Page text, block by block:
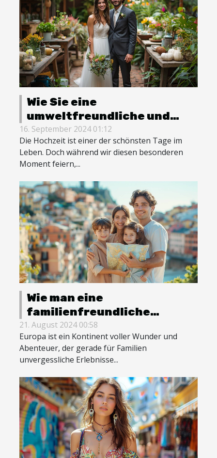
Wie Sie eine
umweltfreundliche und
stilvolle Hochzeit planen
können
16. September 2024 01:12
Die Hochzeit ist einer der schönsten Tage im
Leben. Doch während wir diesen besonderen
Moment feiern,...
Wie man eine
familienfreundliche
Reiseroute durch Europa
gestaltet
21. August 2024 00:58
Europa ist ein Kontinent voller Wunder und
Abenteuer, der gerade für Familien
unvergessliche Erlebnisse...